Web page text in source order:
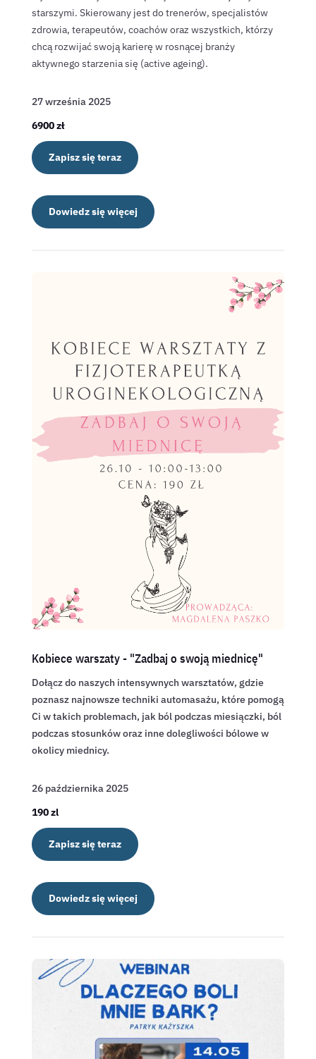
starszymi. Skierowany jest do trenerów, specjalistów
zdrowia, terapeutów, coachów oraz wszystkich, którzy
chcą rozwijać swoją karierę w rosnącej branży
aktywnego starzenia się (active ageing).
27 września 2025
6900 zł
Zapisz się teraz
Dowiedz się więcej
Kobiece warszaty - "Zadbaj o swoją miednicę"
Dołącz do naszych intensywnych warsztatów, gdzie
poznasz najnowsze techniki automasażu, które pomogą
Ci w takich problemach, jak ból podczas miesiączki, ból
podczas stosunków oraz inne dolegliwości bólowe w
okolicy miednicy.
26 października 2025
190 zl
Zapisz się teraz
Dowiedz się więcej